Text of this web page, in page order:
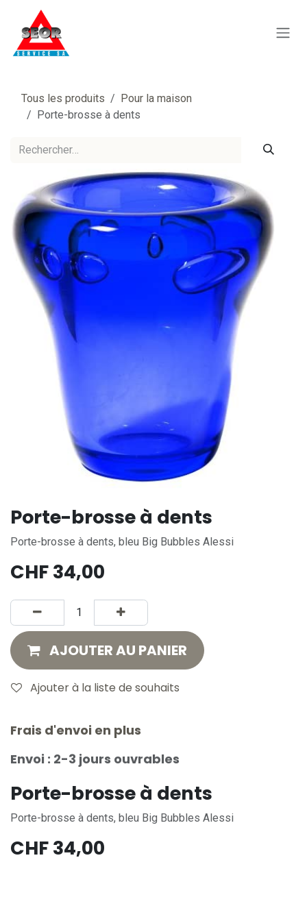
Se rendre au contenu
Tous les produits
Pour la maison
Porte-brosse à dents
Porte-brosse à dents
Porte-brosse à dents, bleu Big Bubbles Alessi
CHF34,00
AJOUTER AU PANIER
Ajouter à la liste de souhaits
Frais d'envoi en plus
Envoi : 2-3 jours ouvrables
Porte-brosse à dents
Porte-brosse à dents, bleu Big Bubbles Alessi
CHF34,00